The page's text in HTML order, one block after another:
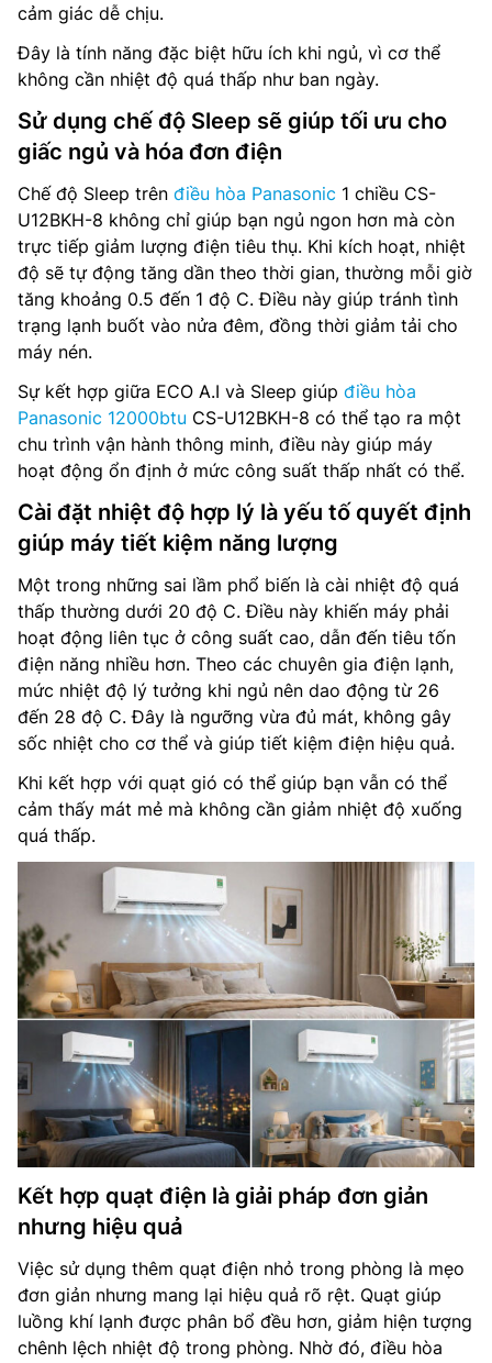
cảm giác dễ chịu.
Đây là tính năng đặc biệt hữu ích khi ngủ, vì cơ thể
không cần nhiệt độ quá thấp như ban ngày.
Sử dụng chế độ Sleep sẽ giúp tối ưu cho
giấc ngủ và hóa đơn điện
Chế độ Sleep trên điều hòa Panasonic 1 chiều CS-
U12BKH-8 không chỉ giúp bạn ngủ ngon hơn mà còn
trực tiếp giảm lượng điện tiêu thụ. Khi kích hoạt, nhiệt
độ sẽ tự động tăng dần theo thời gian, thường mỗi giờ
tăng khoảng 0.5 đến 1 độ C. Điều này giúp tránh tình
trạng lạnh buốt vào nửa đêm, đồng thời giảm tải cho
máy nén.
Sự kết hợp giữa ECO A.I và Sleep giúp điều hòa
Panasonic 12000btu CS-U12BKH-8 có thể tạo ra một
chu trình vận hành thông minh, điều này giúp máy
hoạt động ổn định ở mức công suất thấp nhất có thể.
Cài đặt nhiệt độ hợp lý là yếu tố quyết định
giúp máy tiết kiệm năng lượng
Một trong những sai lầm phổ biến là cài nhiệt độ quá
thấp thường dưới 20 độ C. Điều này khiến máy phải
hoạt động liên tục ở công suất cao, dẫn đến tiêu tốn
điện năng nhiều hơn. Theo các chuyên gia điện lạnh,
mức nhiệt độ lý tưởng khi ngủ nên dao động từ 26
đến 28 độ C. Đây là ngưỡng vừa đủ mát, không gây
sốc nhiệt cho cơ thể và giúp tiết kiệm điện hiệu quả.
Khi kết hợp với quạt gió có thể giúp bạn vẫn có thể
cảm thấy mát mẻ mà không cần giảm nhiệt độ xuống
quá thấp.
Kết hợp quạt điện là giải pháp đơn giản
nhưng hiệu quả
Việc sử dụng thêm quạt điện nhỏ trong phòng là mẹo
đơn giản nhưng mang lại hiệu quả rõ rệt. Quạt giúp
luồng khí lạnh được phân bổ đều hơn, giảm hiện tượng
chênh lệch nhiệt độ trong phòng. Nhờ đó, điều hòa